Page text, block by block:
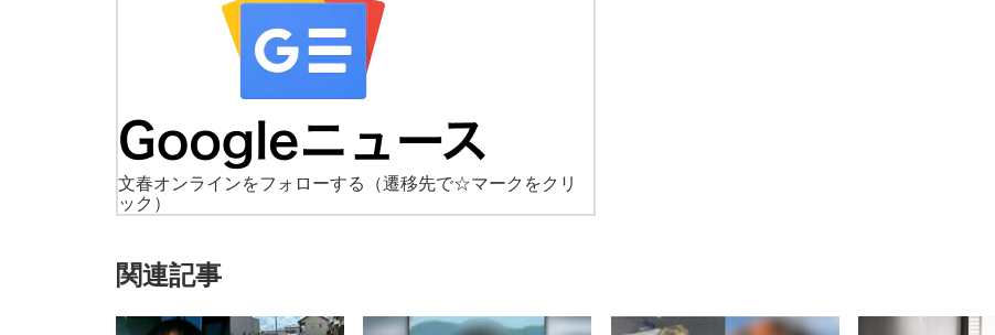
文春オンラインをフォローする
（遷移先で☆マークをクリ
ック）
関連記事